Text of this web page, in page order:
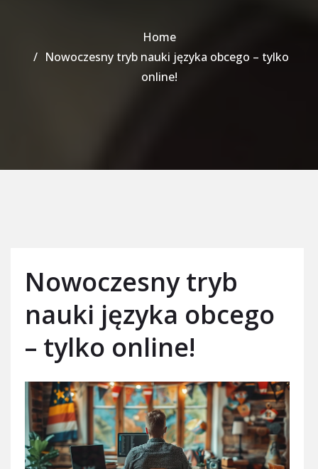
Home
Nowoczesny tryb nauki języka obcego – tylko
online!
Nowoczesny tryb
nauki języka obcego
– tylko online!